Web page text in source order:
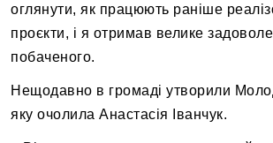
оглянути, як працюють раніше
проєкти, і я отримав велике
побаченого.
Нещодавно в громаді утворили
яку очолила Анастасія Іванчук.